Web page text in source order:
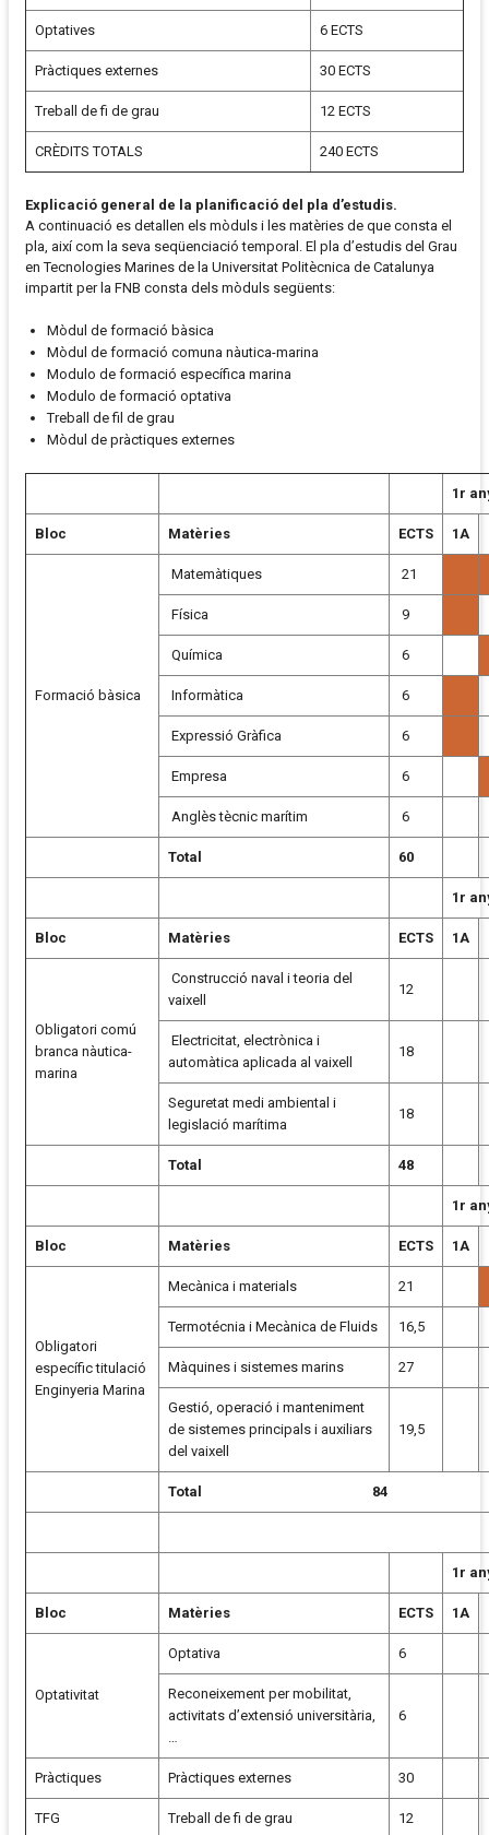
Optatives 6 ECTS
Pràctiques externes 30 ECTS
Treball de fi de grau 12 ECTS
CRÈDITS TOTALS 240 ECTS
Explicació general de la planificació del pla d’estudis.
A continuació es detallen els mòduls i les matèries de que consta el
pla, així com la seva seqüenciació temporal. El pla d’estudis del Grau
en Tecnologies Marines de la Universitat Politècnica de Catalunya
impartit per la FNB consta dels mòduls següents:
Mòdul de formació bàsica
Mòdul de formació comuna nàutica-marina
Modulo de formació específica marina
Modulo de formació optativa
Treball de fil de grau
Mòdul de pràctiques externes
1r
Bloc Matèries ECTS 1A
Formació bàsica
Matemàtiques 21
Física 9
Química 6
Informàtica 6
Expressió Gràfica 6
Empresa 6
Anglès tècnic marítim 6
Total 60
1r
Bloc Matèries ECTS 1A
Obligatori comú
branca nàutica-
marina
Construcció naval i teoria del
vaixell
12
Electricitat, electrònica i
automàtica aplicada al vaixell
18
Seguretat medi ambiental i
legislació marítima
18
Total 48
1r
Bloc Matèries ECTS 1A
Obligatori
específic titulació
Enginyeria Marina
Mecànica i materials 21
Termotécnia i Mecànica de Fluids 16,5
Màquines i sistemes marins 27
Gestió, operació i manteniment
de sistemes principals i auxiliars
del vaixell
19,5
Total 84
1r
Bloc Matèries ECTS 1A
Optativitat
Optativa 6
Reconeixement per mobilitat,
activitats d’extensió universitària,
…
6
Pràctiques Pràctiques externes 30
TFG Treball de fi de grau 12